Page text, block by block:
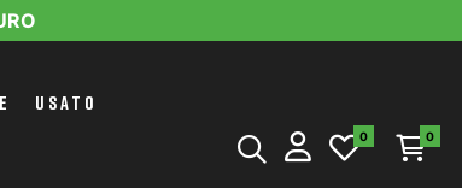
USATO
0 0